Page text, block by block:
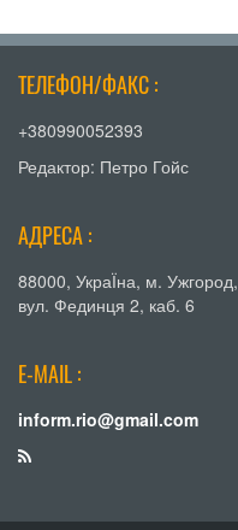
ТЕЛЕФОН/ФАКС :
+380990052393
Редактор: Петро Гойс
АДРЕСА :
88000, УкраЇна, м. Ужгород,
вул. Фединця 2, каб. 6
E-MAIL :
inform.rio@gmail.com